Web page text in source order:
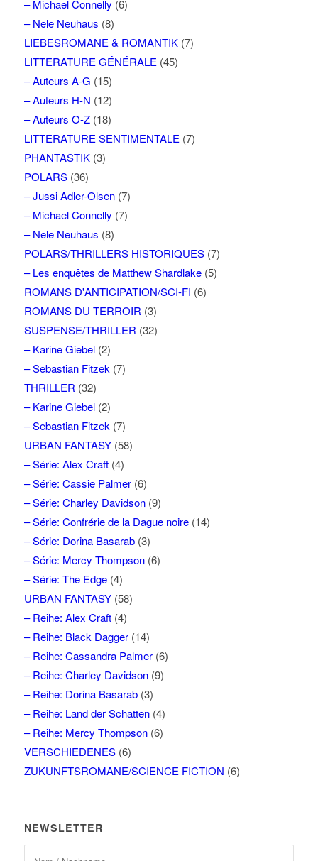
– Michael Connelly (6)
– Nele Neuhaus (8)
LIEBESROMANE & ROMANTIK(7)
LITTERATURE GÉNÉRALE (45)
– Auteurs A-G (15)
– Auteurs H-N (12)
– Auteurs O-Z(18)
LITTERATURE SENTIMENTALE (7)
PHANTASTIK(3)
POLARS(36)
– Jussi Adler-Olsen(7)
– Michael Connelly (7)
– Nele Neuhaus (8)
POLARS/THRILLERS HISTORIQUES(7)
– Les enquêtes de Matthew Shardlake(5)
ROMANS D'ANTICIPATION/SCI-FI (6)
ROMANS DU TERROIR (3)
SUSPENSE/THRILLER (32)
– Karine Giebel(2)
– Sebastian Fitzek (7)
THRILLER (32)
– Karine Giebel(2)
– Sebastian Fitzek (7)
URBAN FANTASY(58)
– Série: Alex Craft(4)
– Série: Cassie Palmer(6)
– Série: Charley Davidson(9)
– Série: Confrérie de la Dague noire(14)
– Série: Dorina Basarab(3)
– Série: Mercy Thompson(6)
– Série: The Edge(4)
URBAN FANTASY(58)
– Reihe: Alex Craft(4)
– Reihe: Black Dagger(14)
– Reihe: Cassandra Palmer(6)
– Reihe: Charley Davidson(9)
– Reihe: Dorina Basarab(3)
– Reihe: Land der Schatten(4)
– Reihe: Mercy Thompson(6)
VERSCHIEDENES(6)
ZUKUNFTSROMANE/SCIENCE FICTION (6)
NEWSLETTER